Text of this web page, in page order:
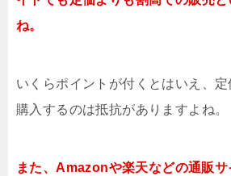
ね。
いくらポイントが付くとはいえ、
購入するのは抵抗がありますよね。
また、Amazonや楽天などの通販